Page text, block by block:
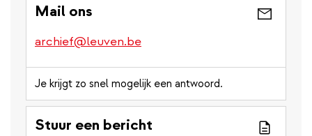
Mail ons
archief@leuven.be
Je krijgt zo snel mogelijk een antwoord.
Stuur een bericht